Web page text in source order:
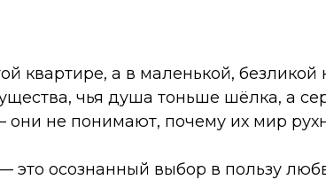
квартире, а в маленькой, безликой
чья душа тоньше шёлка, а
они не понимают, почему их мир
осознанный выбор в пользу